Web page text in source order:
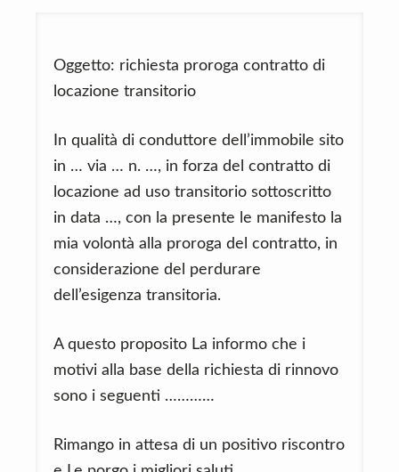
Oggetto: richiesta proroga contratto di
locazione transitorio
In qualità di conduttore dell’immobile sito
in … via … n. …, in forza del contratto di
locazione ad uso transitorio sottoscritto
in data …, con la presente le manifesto la
mia volontà alla proroga del contratto, in
considerazione del perdurare
dell’esigenza transitoria.
A questo proposito La informo che i
motivi alla base della richiesta di rinnovo
sono i seguenti …………
Rimango in attesa di un positivo riscontro